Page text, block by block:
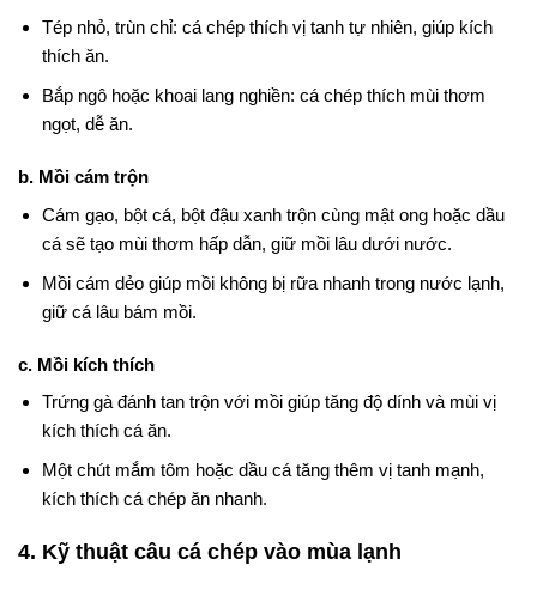
Tép nhỏ, trùn chỉ: cá chép thích vị tanh tự nhiên, giúp kích
thích ăn.
Bắp ngô hoặc khoai lang nghiền: cá chép thích mùi thơm
ngọt, dễ ăn.
b. Mồi cám trộn
Cám gạo, bột cá, bột đậu xanh trộn cùng mật ong hoặc dầu
cá sẽ tạo mùi thơm hấp dẫn, giữ mồi lâu dưới nước.
Mồi cám dẻo giúp mồi không bị rữa nhanh trong nước lạnh,
giữ cá lâu bám mồi.
c. Mồi kích thích
Trứng gà đánh tan trộn với mồi giúp tăng độ dính và mùi vị
kích thích cá ăn.
Một chút mắm tôm hoặc dầu cá tăng thêm vị tanh mạnh,
kích thích cá chép ăn nhanh.
4. Kỹ thuật câu cá chép vào mùa lạnh